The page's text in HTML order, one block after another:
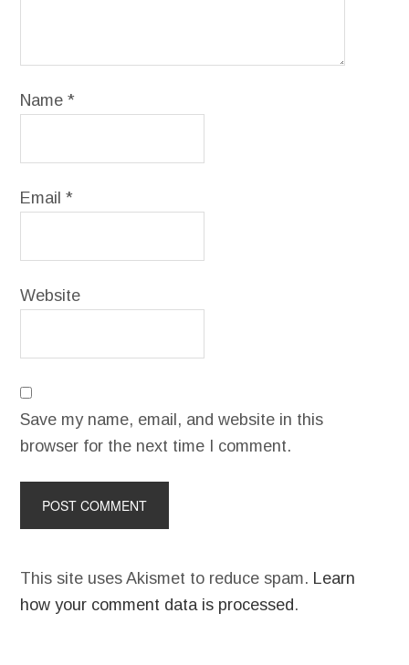
Name*
Email*
Website
Save my name, email, and website in this
browser for the next time I comment.
This site uses Akismet to reduce spam. Learn
how your comment data is processed.